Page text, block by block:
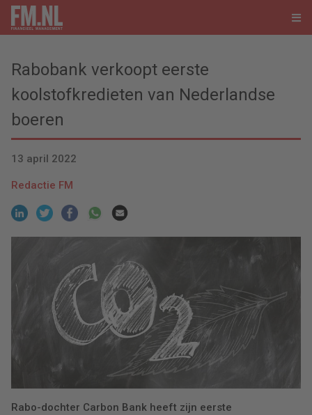
Rabobank verkoopt eerste
koolstofkredieten van Nederlandse
boeren
13 april 2022
Redactie FM
Rabo-dochter Carbon Bank heeft zijn eerste